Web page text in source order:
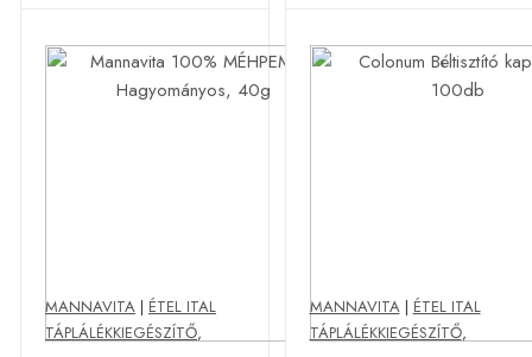
MANNAVITA | ÉTEL ITAL
TÁPLÁLÉKKIEGÉSZÍTŐ,
MANNAVITA| ÉTEL ITAL
TÁPLÁLÉKKIEGÉSZÍTŐ,